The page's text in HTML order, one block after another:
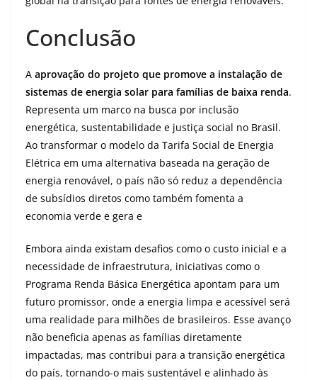
Conclusão
A aprovação do projeto que promove a instalação de
sistemas de energia solar para famílias de baixa renda.
Representa um marco na busca por inclusão
energética, sustentabilidade e justiça social no Brasil.
Ao transformar o modelo da Tarifa Social de Energia
Elétrica em uma alternativa baseada na geração de
energia renovável, o país não só reduz a dependência
de subsídios diretos como também fomenta a
economia verde e gera e
Embora ainda existam desafios como o custo inicial e a
necessidade de infraestrutura, iniciativas como o
Programa Renda Básica Energética apontam para um
futuro promissor, onde a energia limpa e acessível será
uma realidade para milhões de brasileiros. Esse avanço
não beneficia apenas as famílias diretamente
impactadas, mas contribui para a transição energética
do país, tornando-o mais sustentável e alinhado às